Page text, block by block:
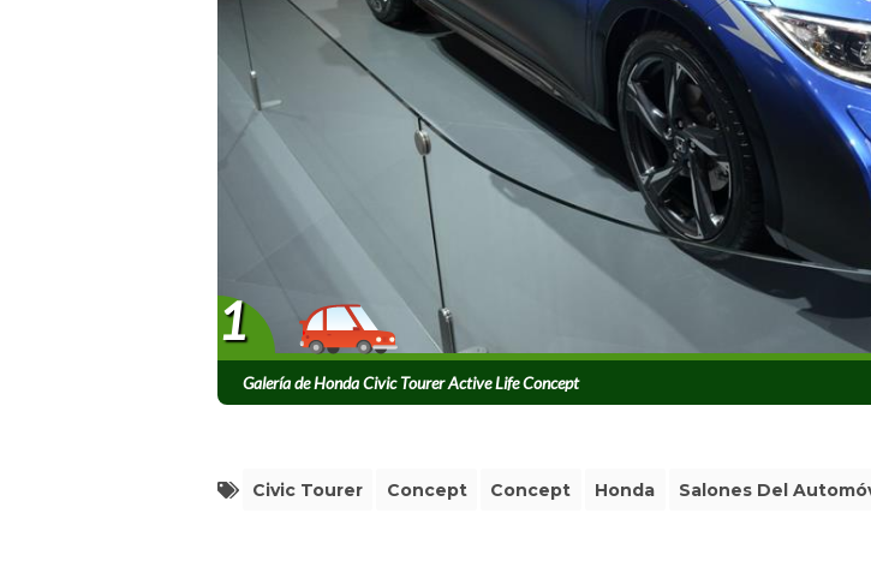
Galería de Honda Civic Tourer Active Life Concept
1
Civic Tourer Concept Concept Honda Salones Del